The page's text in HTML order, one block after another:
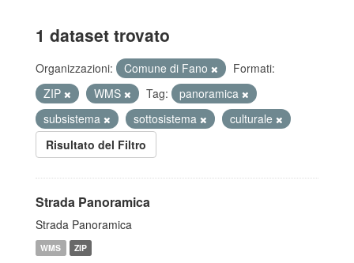
1 dataset trovato
Organizzazioni: Comune di Fano
Formati:
ZIP
WMS Tag:
panoramica
subsistema
sottosistema
culturale
Risultato del Filtro
Strada Panoramica
Strada Panoramica
WMS ZIP